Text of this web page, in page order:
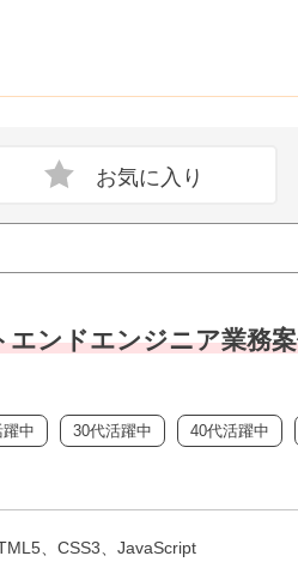
ンドエンジニア業務
躍中 30代活躍中 40代活躍中
、CSS3、JavaScript